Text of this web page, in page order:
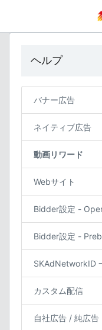
ヘルプ
バナー広告
ネイティブ広告
動画リワード
Webサイト
Bidder設定 -
Bidder設定 -
SKAdNetworkID
カスタム配信
自社広告 / 純広告